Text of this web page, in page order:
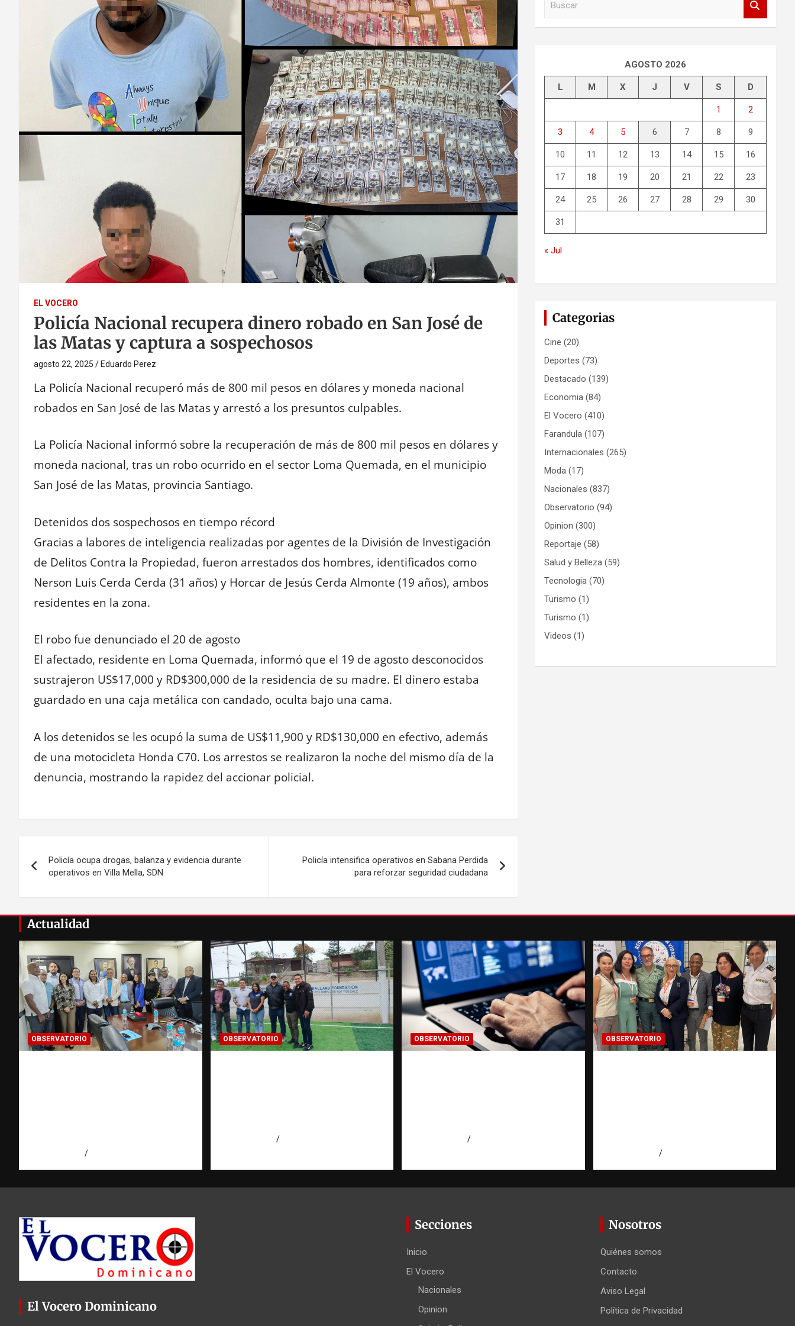
EL VOCERO
Policía Nacional recupera dinero robado en San José de
las Matas y captura a sospechosos
agosto 22, 2025 Eduardo Perez
La Policía Nacional recuperó más de 800 mil pesos en dólares y moneda nacional
robados en San José de las Matas y arrestó a los presuntos culpables.
La Policía Nacional informó sobre la recuperación de más de 800 mil pesos en dólares y
moneda nacional, tras un robo ocurrido en el sector Loma Quemada, en el municipio
San José de las Matas, provincia Santiago.
Detenidos dos sospechosos en tiempo récord
Gracias a labores de inteligencia realizadas por agentes de la División de Investigación
de Delitos Contra la Propiedad, fueron arrestados dos hombres, identificados como
Nerson Luis Cerda Cerda (31 años) y Horcar de Jesús Cerda Almonte (19 años), ambos
residentes en la zona.
El robo fue denunciado el 20 de agosto
El afectado, residente en Loma Quemada, informó que el 19 de agosto desconocidos
sustrajeron US$17,000 y RD$300,000 de la residencia de su madre. El dinero estaba
guardado en una caja metálica con candado, oculta bajo una cama.
A los detenidos se les ocupó la suma de US$11,900 y RD$130,000 en efectivo, además
de una motocicleta Honda C70. Los arrestos se realizaron la noche del mismo día de la
denuncia, mostrando la rapidez del accionar policial.
de
entradas
Policía ocupa drogas, balanza y evidencia durante
operativos en Villa Mella, SDN
Policía intensifica operativos en Sabana Perdida
para reforzar seguridad ciudadana
AGOSTO 2026
L M X J V S D
1 2
3 4 5 6 7 8 9
10 11 12 13 14 15 16
17 18 19 20 21 22 23
24 25 26 27 28 29 30
31
« Jul
Categorias
Cine (20)
Deportes (73)
Destacado (139)
Economia (84)
El Vocero (410)
Farandula (107)
Internacionales (265)
Moda (17)
Nacionales (837)
Observatorio (94)
Opinion (300)
Reportaje (58)
Salud y Belleza (59)
Tecnologia (70)
Turismo (1)
Turismo (1)
Videos (1)
Actualidad
OBSERVATORIO OBSERVATORIO OBSERVATORIO OBSERVATORIO
El Vocero Dominicano
Secciones
Inicio
El Vocero
Nacionales
Opinion
Nosotros
Quiénes somos
Contacto
Aviso Legal
Política de Privacidad